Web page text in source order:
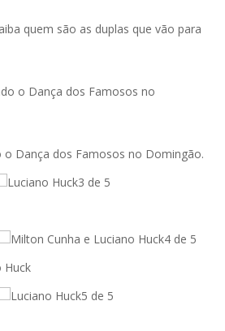
quem são as duplas que vão para
o Dança dos Famosos no Domingão.
3 de 5
4 de 5
Huck
5 de 5